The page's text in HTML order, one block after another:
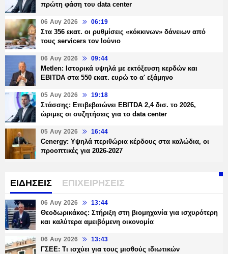
πρώτη φάση του data center
06 Αυγ 2026 06:19
Στα 356 εκατ. οι ρυθμίσεις «κόκκινων» δάνειων από
τους servicers τον Ιούνιο
06 Αυγ 2026 09:44
Metlen: Ιστορικά υψηλά με εκτόξευση κερδών και
EBITDA στα 550 εκατ. ευρώ το α' εξάμηνο
05 Αυγ 2026 19:18
Στάσσης: Επιβεβαιώνει EBITDA 2,4 δισ. το 2026,
ώριμες οι συζητήσεις για το data center
05 Αυγ 2026 16:44
Cenergy: Υψηλά περιθώρια κέρδους στα καλώδια, οι
προοπτικές για 2026-2027
ΕΙΔΗΣΕΙΣ ΕΠΙΧΕΙΡΗΣΕΙΣ
06 Αυγ 2026 13:44
Θεοδωρικάκος: Στήριξη στη βιομηχανία για ισχυρότερη
και καλύτερα αμειβόμενη οικονομία
06 Αυγ 2026 13:43
ΓΣΕΕ: Τι ισχύει για τους μισθούς ιδιωτικών